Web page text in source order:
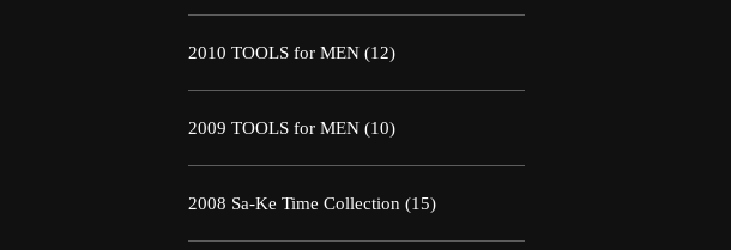
2010 TOOLS for MEN (12)
2009 TOOLS for MEN (10)
2008 Sa-Ke Time Collection (15)